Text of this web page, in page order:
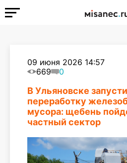
09 июня 2026 14:57
669
0
В Ульяновске
переработку
мусора: щебень
частный сектор